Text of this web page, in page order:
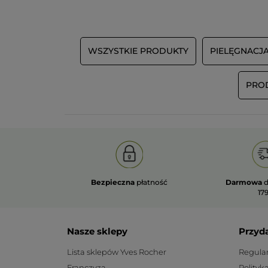
WSZYSTKIE PRODUKTY
Bezpieczna płatność Darmowa
Nasze sklepy
Lista sklepów Yves Rocher